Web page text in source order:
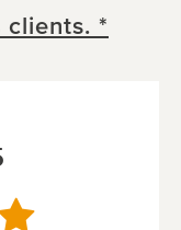
clients. *